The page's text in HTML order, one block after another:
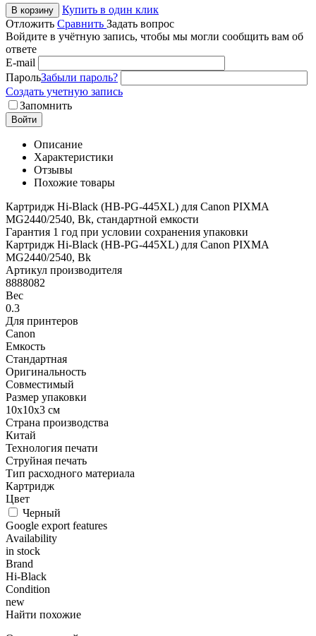
В корзину
Купить в один клик
Отложить Сравнить Задать вопрос
Войдите в учётную запись, чтобы мы могли сообщить вам об
ответе
E-mail
ПарольЗабыли пароль?
Создать учетную запись
Запомнить
Войти
Описание
Характеристики
Отзывы
Похожие товары
Картридж Hi-Black (HB-PG-445XL) для Canon PIXMA
MG2440/2540, Bk, стандартной емкости
Гарантия 1 год при условии сохранения упаковки
Картридж Hi-Black (HB-PG-445XL) для Canon PIXMA
MG2440/2540, Bk
Артикул производителя
8888082
Вес
0.3
Для принтеров
Canon
Емкость
Стандартная
Оригинальность
Совместимый
Размер упаковки
10x10x3 см
Страна производства
Китай
Технология печати
Струйная печать
Тип расходного материала
Картридж
Цвет
Черный
Google export features
Availability
in stock
Brand
Hi-Black
Condition
new
Найти похожие